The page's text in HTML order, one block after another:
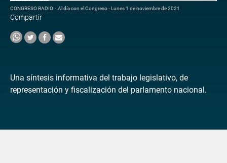
CONGRESO RADIO · Al día con el Congreso - Lunes 1 de noviembre de 2021
Compartir
Una síntesis informativa del trabajo legislativo, de
representación y fiscalización del parlamento nacional.